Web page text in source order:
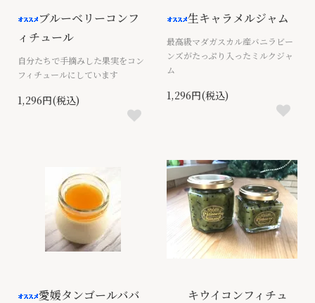
ブルーベリーコンフ
ィチュール
自分たちで手摘みした果実をコン
フィチュールにしています
1,296円(税込)
生キャラメルジャム
最高級マダガスカル産バニラビー
ンズがたっぷり入ったミルクジャ
ム
1,296円(税込)
愛媛タンゴールババ
キウイコンフィチュ